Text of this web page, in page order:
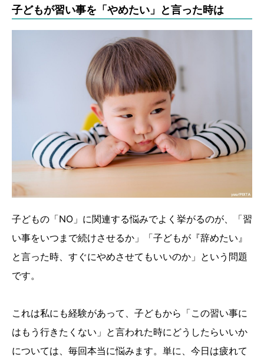
子どもが習い事を「やめたい」と言った時は
子どもの「NO」に関連する悩みでよく挙がるのが、「習
い事をいつまで続けさせるか」「子どもが『辞めたい』
と言った時、すぐにやめさせてもいいのか」という問題
です。
これは私にも経験があって、子どもから「この習い事に
はもう行きたくない」と言われた時にどうしたらいいか
については、毎回本当に悩みます。単に、今日は疲れて